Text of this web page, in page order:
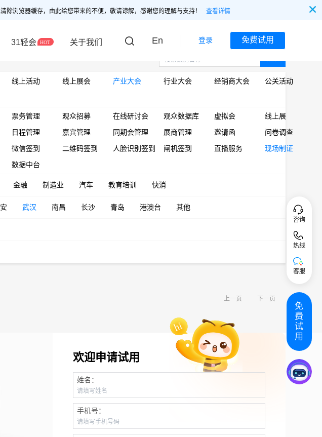
浏览器缓存，由此给您带来的不便，敬请谅解，感谢您的理解与支持！ 查看详情
31轻会 关于我们 En 登录 免费试用
线上活动 线上展会 产业大会 行业大会 经销商大会
公关活动
票务管理 观众招募 在线研讨会 观众数据库 虚拟会
线上展
日程管理 嘉宾管理 同期会管理 展商管理 邀请函
问卷调查
微信签到 二维码签到 人脸识别签到 闸机签到 直播服务
现场制证
数据中台
金融 制造业 汽车 教育培训 快消
武汉 南昌 长沙 青岛 港澳台 其他
上一页 下一页
欢迎申请试用
姓名：
手机号：
咨询
热线
客服
免
费
试
用